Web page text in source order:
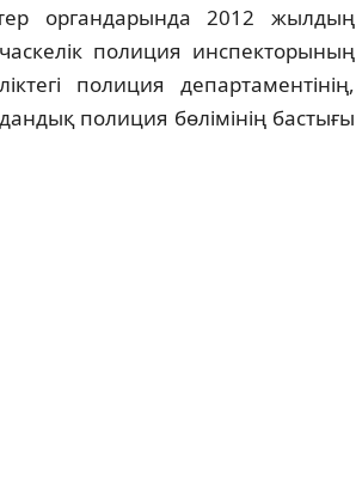
органдарында 2012 жылдың
полиция инспекторының
полиция департаментінің,
полиция бөлімінің бастығы